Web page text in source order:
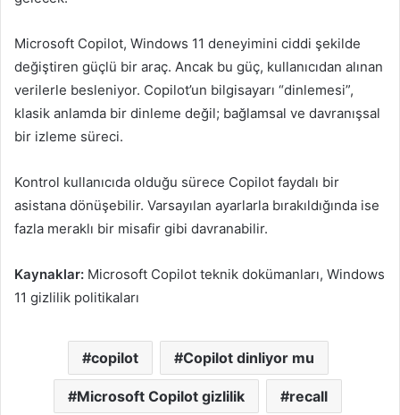
Microsoft Copilot, Windows 11 deneyimini ciddi şekilde
değiştiren güçlü bir araç. Ancak bu güç, kullanıcıdan alınan
verilerle besleniyor. Copilot’un bilgisayarı “dinlemesi”,
klasik anlamda bir dinleme değil; bağlamsal ve davranışsal
bir izleme süreci.
Kontrol kullanıcıda olduğu sürece Copilot faydalı bir
asistana dönüşebilir. Varsayılan ayarlarla bırakıldığında ise
fazla meraklı bir misafir gibi davranabilir.
Kaynaklar: Microsoft Copilot teknik dokümanları, Windows
11 gizlilik politikaları
copilot Copilot dinliyor mu
Microsoft Copilot gizlilik recall